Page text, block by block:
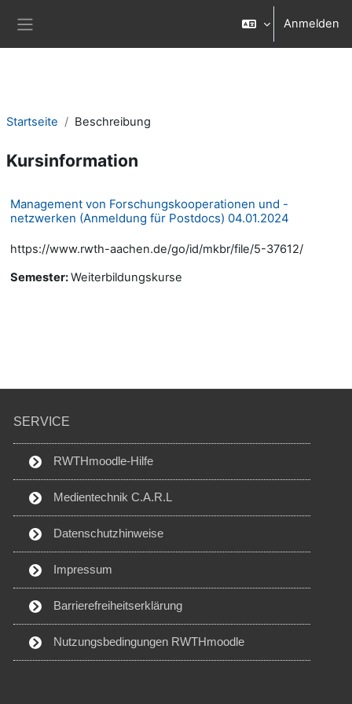
Anmelden
Startseite Beschreibung
Kursinformation
Management von Forschungskooperationen und -
netzwerken (Anmeldung für Postdocs) 04.01.2024
https://www.rwth-aachen.de/go/id/mkbr/file/5-37612/
Semester:Weiterbildungskurse
SERVICE
RWTHmoodle-Hilfe
Medientechnik C.A.R.L
Datenschutzhinweise
Impressum
Barrierefreiheitserklärung
Nutzungsbedingungen RWTHmoodle